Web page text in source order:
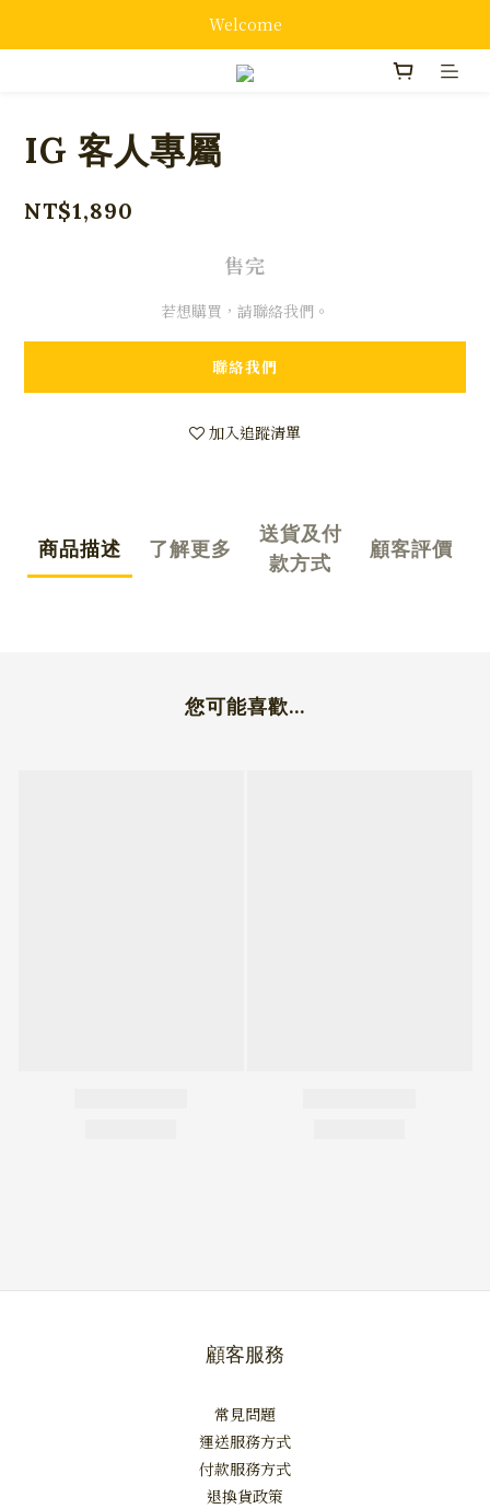
Welcome
IG 客人專屬
NT$1,890
售完
若想購買，請聯絡我們。
聯絡我們
加入追蹤清單
商品描述 了解更多
送貨及付
款方式
顧客評價
您可能喜歡...
顧客服務
常見問題
運送服務方式
付款服務方式
退換貨政策